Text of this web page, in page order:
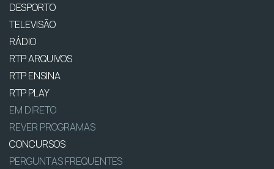
DESPORTO
TELEVISÃO
RÁDIO
RTP ARQUIVOS
RTP ENSINA
RTP PLAY
EM DIRETO
REVER PROGRAMAS
CONCURSOS
PERGUNTAS FREQUENTES